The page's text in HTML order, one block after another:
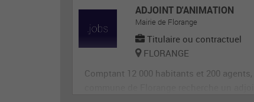
ADJOINT D'ANIMATION
Mairie de Florange
Titulaire ou contractuel
FLORANGE
Comptant 12 000 habitants et 200 agents,